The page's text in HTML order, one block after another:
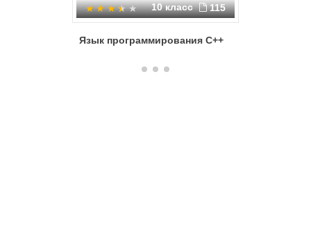
10 класс 115
Язык программирования С++